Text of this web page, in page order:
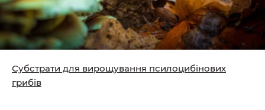
Субстрати для вирощування псилоцибінових
грибів